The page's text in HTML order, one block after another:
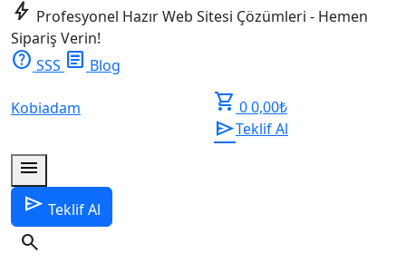
bolt Profesyonel Hazır Web Sitesi Çözümleri - Hemen
Sipariş Verin!
help SSS article Blog
Kobiadam shopping_cart 00,00₺
sendTeklif Al
menu
send Teklif Al
search